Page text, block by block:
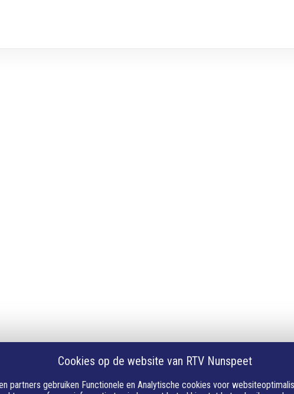
Cookies op de website van RTV Nunspeet
partners gebruiken Functionele en Analytische cookies voor